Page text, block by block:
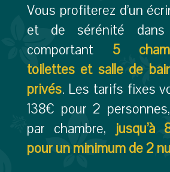
Vous profiterez d’un
et de sérénité
comportant 5
toilettes et salle de
privés. Les tarifs fixes
138€ pour 2
par chambre, jusqu’à
pour un minimum de 2